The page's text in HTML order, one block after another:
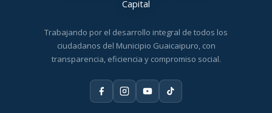
Trabajando por el desarrollo integral de todos los
ciudadanos del Municipio Guaicaipuro, con
transparencia, eficiencia y compromiso social.